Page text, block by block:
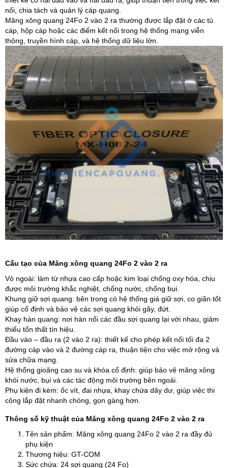
nối, chia tách và quản lý cáp quang.
Măng xông quang 24Fo 2 vào 2 ra thường được lắp đặt ở các tủ
cáp, hộp cáp hoặc các điểm kết nối trong hệ thống mạng viễn
thông, truyền hình cáp, và hệ thống dữ liệu lớn.
Cấu tạo của Măng xông quang 24Fo 2 vào 2 ra
Vỏ ngoài: làm từ nhựa cao cấp hoặc kim loại chống oxy hóa, chịu
được môi trường khắc nghiệt, chống nước, chống bụi.
Khung giữ sợi quang: bên trong có hệ thống giá giữ sợi, co giãn tốt
giúp cố định và bảo vệ các sợi quang khỏi gãy, đứt.
Khay hàn quang: nơi hàn nối các đầu sợi quang lại với nhau, giảm
thiểu tổn thất tín hiệu.
Đầu vào – đầu ra (2 vào 2 ra): thiết kế cho phép kết nối tối đa 2
đường cáp vào và 2 đường cáp ra, thuận tiện cho việc mở rộng và
sửa chữa mạng.
Hệ thống gioăng cao su và khóa cố định: giúp bảo vệ măng xông
khỏi nước, bụi và các tác động môi trường bên ngoài.
Phụ kiện đi kèm: ốc vít, đai nhựa, khay chứa dây dư, giúp việc thi
công lắp đặt nhanh chóng, gọn gàng hơn.
Thông số kỹ thuật của Măng xông quang 24Fo 2 vào 2 ra
Tên sản phẩm: Măng xông quang 24Fo 2 vào 2 ra đầy đủ
phụ kiện
Thương hiệu: GT-COM
Sức chứa: 24 sợi quang (24 Fo)